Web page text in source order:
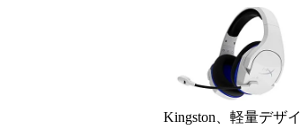
Kingston、軽量デザイ